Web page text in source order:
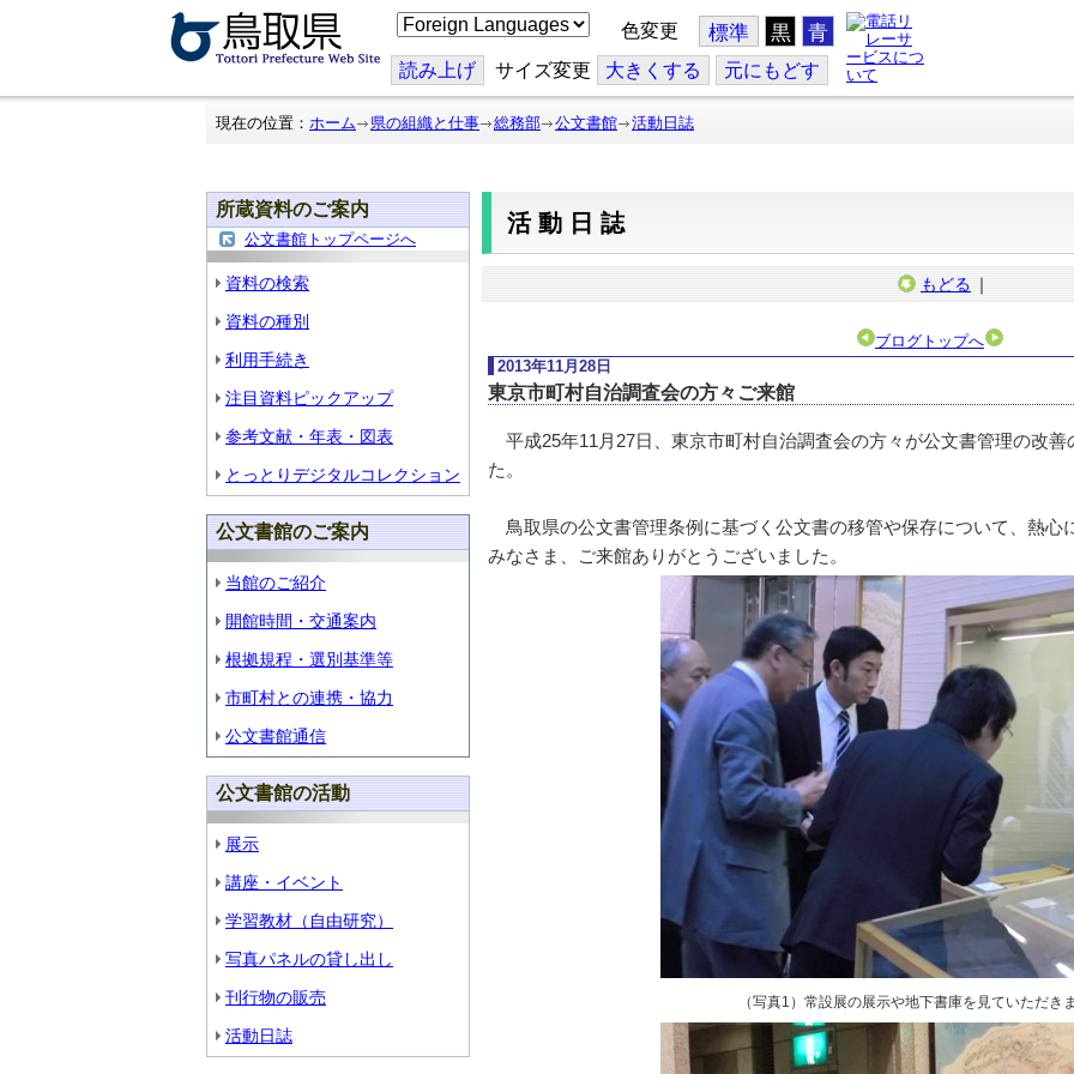
こ
の
ジ
を
翻
色変更 標準 黒 青
読み上げ サイズ変更 大きくする 元にもどす
現在の位置： ホーム 県の組織と仕事 総務部 公文書館 活動日誌
所蔵資料のご案内
公文書館トップページへ
資料の検索
資料の種別
利用手続き
注目資料ピックアップ
参考文献・年表・図表
とっとりデジタルコレクション
公文書館のご案内
当館のご紹介
開館時間・交通案内
根拠規程・選別基準等
市町村との連携・協力
公文書館通信
公文書館の活動
展示
講座・イベント
学習教材（自由研究）
写真パネルの貸し出し
刊行物の販売
活動日誌
活動日誌
もどる ｜
ブログトップへ
2013年11月28日
東京市町村自治調査会の方々ご来館
平成25年11月27日、東京市町村自治調査会の方々が公文書管理の改
た。
鳥取県の公文書管理条例に基づく公文書の移管や保存について、熱心
みなさま、ご来館ありがとうございました。
（写真1）常設展の展示や地下書庫を見ていただき